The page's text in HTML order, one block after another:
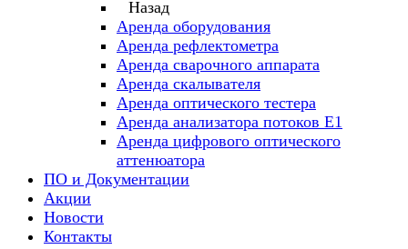
Назад
Аренда оборудования
Аренда рефлектометра
Аренда сварочного аппарата
Аренда скалывателя
Аренда оптического тестера
Аренда анализатора потоков Е1
Аренда цифрового оптического
аттенюатора
ПО и Документации
Акции
Новости
Контакты